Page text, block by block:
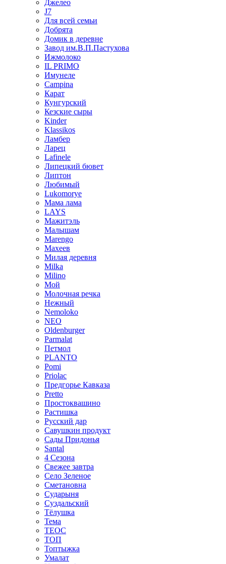
Джелео
J7
Для всей семьи
Добрята
Домик в деревне
Завод им.В.П.Пастухова
Ижмолоко
IL PRIMO
Имунеле
Campina
Карат
Кунгурский
Кезские сыры
Kinder
Klassikos
Ламбер
Ларец
Lafinele
Липецкий бювет
Липтон
Любимый
Lukomorye
Мама лама
LAYS
Мажитэль
Малышам
Marengo
Махеев
Милая деревня
Milka
Milino
Мой
Молочная речка
Нежный
Nemoloko
NEO
Oldenburger
Parmalat
Петмол
PLANTO
Pomi
Priolac
Предгорье Кавказа
Pretto
Простоквашино
Растишка
Русский дар
Савушкин продукт
Сады Придонья
Santal
4 Сезона
Свежее завтра
Село Зеленое
Сметановна
Сударыня
Суздальский
Тёлушка
Тема
ТЕОС
ТОП
Топтыжка
Умалат